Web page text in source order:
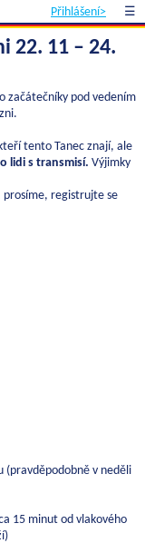
Přihlášení> ☰
22. 11 – 24.
začátečníky pod vedením
tento Tanec znají, ale
lidi s transmisí. Výjimky
prosíme, registrujte se
(pravděpodobně v neděli
15 minut od vlakového